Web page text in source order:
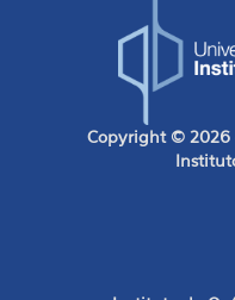
Copyright © 2026 -
Instituto